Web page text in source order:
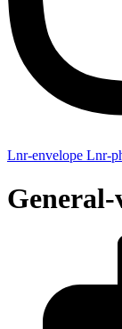
Lnr-envelope Lnr-